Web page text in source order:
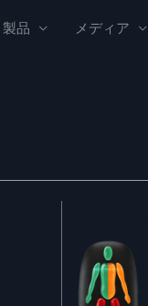
製品 メディア